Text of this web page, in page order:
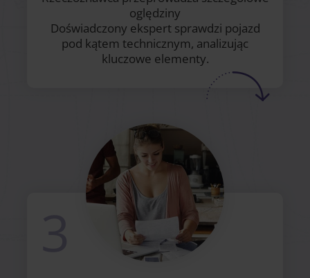
oględziny
Doświadczony ekspert sprawdzi pojazd
pod kątem technicznym, analizując
kluczowe elementy.